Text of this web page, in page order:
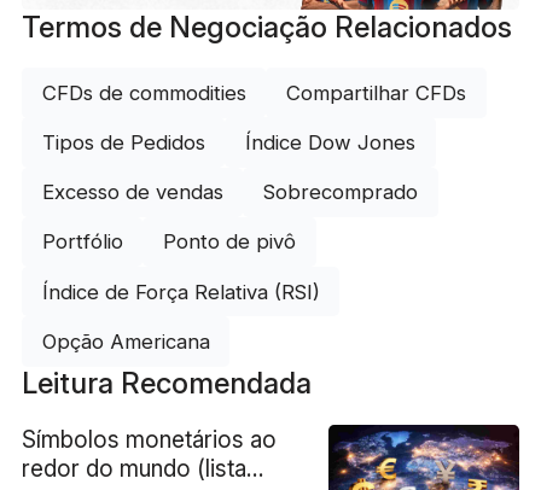
Termos de Negociação Relacionados
CFDs de commodities Compartilhar CFDs
Tipos de Pedidos Índice Dow Jones
Excesso de vendas Sobrecomprado
Portfólio Ponto de pivô
Índice de Força Relativa (RSI)
Opção Americana
Leitura Recomendada
Símbolos monetários ao
redor do mundo (lista